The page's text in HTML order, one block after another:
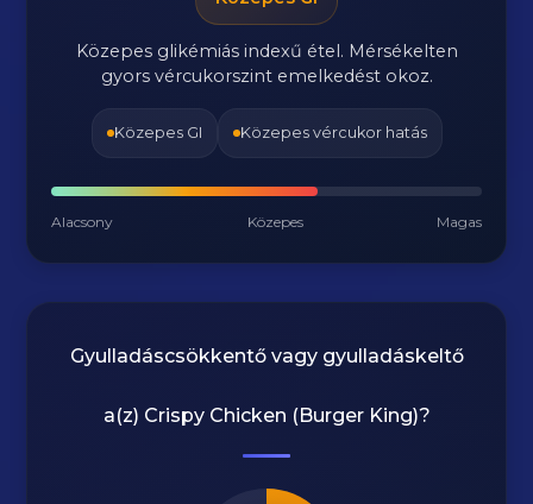
Közepes glikémiás indexű étel. Mérsékelten
gyors vércukorszint emelkedést okoz.
Közepes GI Közepes vércukor hatás
Alacsony Közepes Magas
Gyulladáscsökkentő vagy gyulladáskeltő
a(z) Crispy Chicken (Burger King)?